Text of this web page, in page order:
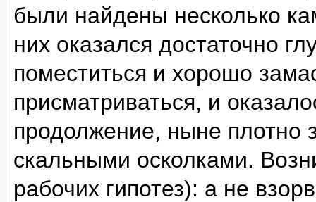
были найдены несколько
них оказался достаточно
поместиться и хорошо
присматриваться, и
продолжение, ныне плотно
скальными осколками.
рабочих гипотез): а не